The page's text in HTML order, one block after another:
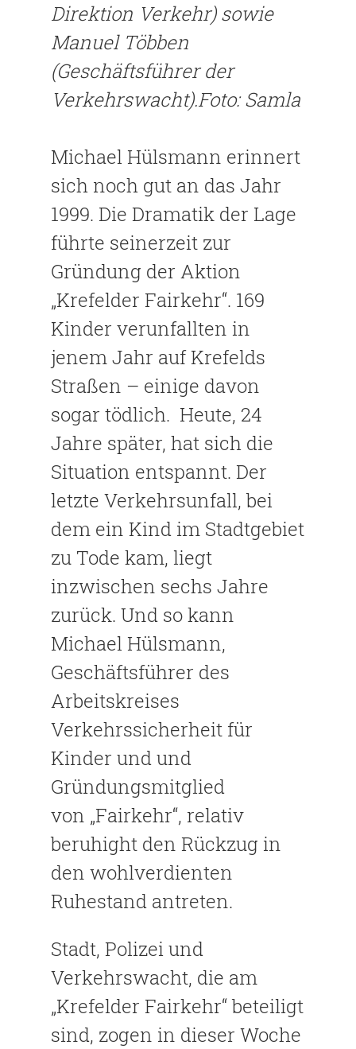
Direktion Verkehr) sowie
Manuel Többen
(Geschäftsführer der
Verkehrswacht).Foto: Samla
Michael Hülsmann erinnert
sich noch gut an das Jahr
1999. Die Dramatik der Lage
führte seinerzeit zur
Gründung der Aktion
„Krefelder Fairkehr“. 169
Kinder verunfallten in
jenem Jahr auf Krefelds
Straßen – einige davon
sogar tödlich. Heute, 24
Jahre später, hat sich die
Situation entspannt. Der
letzte Verkehrsunfall, bei
dem ein Kind im Stadtgebiet
zu Tode kam, liegt
inzwischen sechs Jahre
zurück. Und so kann
Michael Hülsmann,
Geschäftsführer des
Arbeitskreises
Verkehrssicherheit für
Kinder und und
Gründungsmitglied
von „Fairkehr“, relativ
beruhight den Rückzug in
den wohlverdienten
Ruhestand antreten.
Stadt, Polizei und
Verkehrswacht, die am
„Krefelder Fairkehr“ beteiligt
sind, zogen in dieser Woche